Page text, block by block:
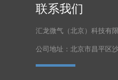
联系我们
汇龙微气（北京）科技有
公司地址：北京市昌平区